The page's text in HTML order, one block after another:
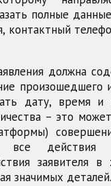
полные
контактный
должна
произошедшего
дату, время и
– это
все действия
заявителя в
значимых деталей.